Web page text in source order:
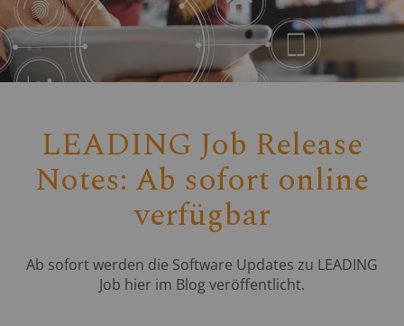
LEADING Job Release
Notes: Ab sofort online
verfügbar
Ab sofort werden die Software Updates zu LEADING
Job hier im Blog veröffentlicht.